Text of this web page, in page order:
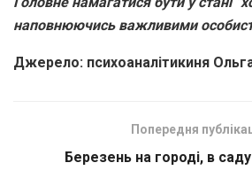
наповнюючись важливими
Джерело: психоаналітикиня
Попередня
Березень на городі, в саду